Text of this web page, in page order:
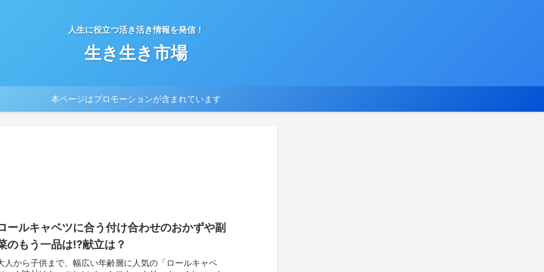
人生に役立つ活き活き情報を発信！
生き生き市場
本ページはプロモーションが含まれています
ールキャベツに合う付け合わせのおかずや副
のもう一品は⁉献立は？
人から子供まで、幅広い年齢層に人気の「ロールキャベ